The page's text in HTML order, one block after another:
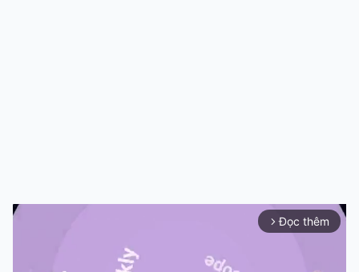
arrow_forward_ios Đọc thêm